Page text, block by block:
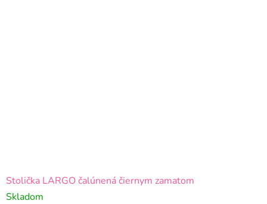
Stolička LARGO čalúnená čiernym zamatom
Skladom